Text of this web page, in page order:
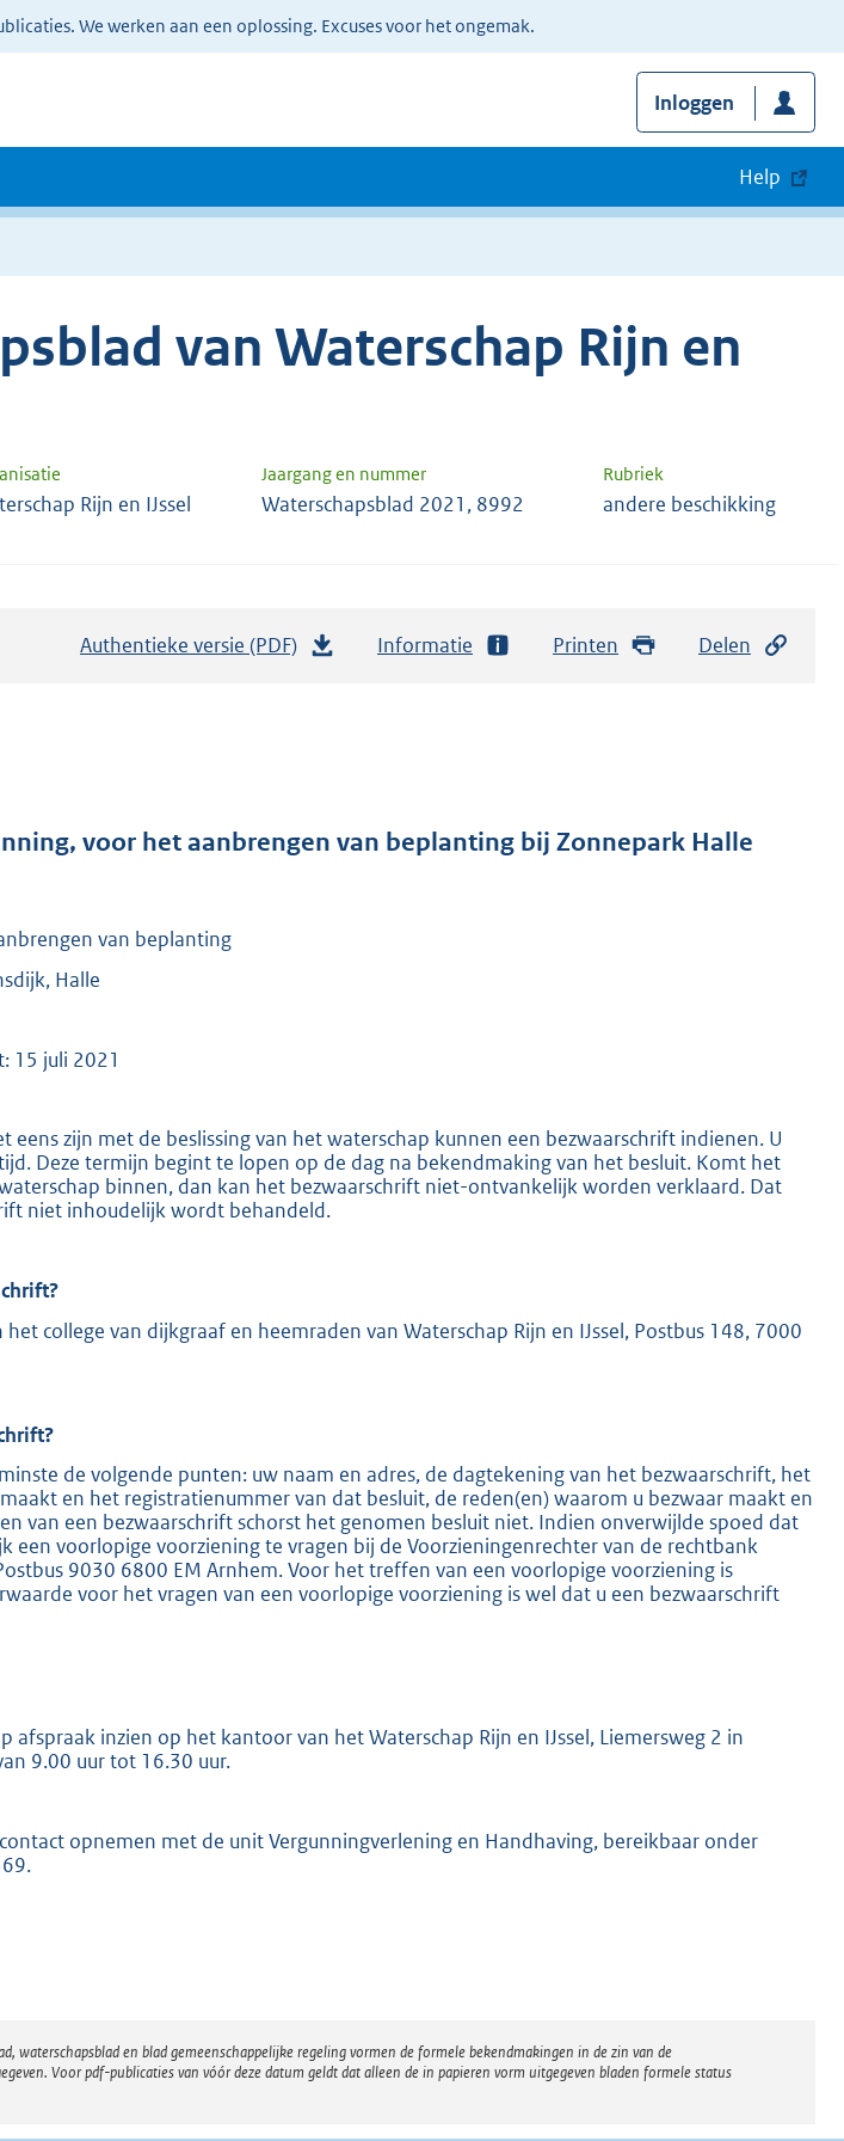
We werken aan een oplossing. Excuses voor het ongemak.
Inloggen
Help
van Waterschap Rijn en
Jaargang en nummer Rubriek
Rijn en IJssel Waterschapsblad 2021, 8992 andere beschikking
Authentieke versie (PDF)
d
:
2
0
9
Informatie Printen Delen
voor het aanbrengen van beplanting bij Zonnepark Halle
van beplanting
Halle
15 juli 2021
eens zijn met de beslissing van het waterschap kunnen een bezwaarschrift indienen. U
Deze termijn begint te lopen op de dag na bekendmaking van het besluit. Komt het
binnen, dan kan het bezwaarschrift niet-ontvankelijk worden verklaard. Dat
niet inhoudelijk wordt behandeld.
college van dijkgraaf en heemraden van Waterschap Rijn en IJssel, Postbus 148, 7000
de volgende punten: uw naam en adres, de dagtekening van het bezwaarschrift, het
en het registratienummer van dat besluit, de reden(en) waarom u bezwaar maakt en
van een bezwaarschrift schorst het genomen besluit niet. Indien onverwijlde spoed dat
een voorlopige voorziening te vragen bij de Voorzieningenrechter van de rechtbank
9030 6800 EM Arnhem. Voor het treffen van een voorlopige voorziening is
voor het vragen van een voorlopige voorziening is wel dat u een bezwaarschrift
afspraak inzien op het kantoor van het Waterschap Rijn en IJssel, Liemersweg 2 in
9.00 uur tot 16.30 uur.
opnemen met de unit Vergunningverlening en Handhaving, bereikbaar onder
waterschapsblad en blad gemeenschappelijke regeling vormen de formele bekendmakingen in de zin van de
Voor pdf-publicaties van vóór deze datum geldt dat alleen de in papieren vorm uitgegeven bladen formele status